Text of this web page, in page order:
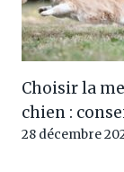
Choisir la
chien :
28 décembre